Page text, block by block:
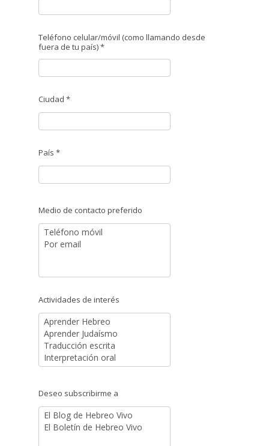
Teléfono celular/móvil (como llamando desde
fuera de tu país) *
Ciudad *
País *
Medio de contacto preferido
Actividades de interés
Deseo subscribirme a